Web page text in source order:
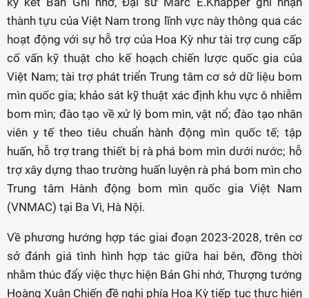
thành tựu của Việt Nam trong lĩnh vực này thông qua các
hoạt động với sự hỗ trợ của Hoa Kỳ như tài trợ cung cấp
cố vấn kỹ thuật cho kế hoạch chiến lược quốc gia của
Việt Nam; tài trợ phát triển Trung tâm cơ sở dữ liệu bom
mìn quốc gia; khảo sát kỹ thuật xác định khu vực ô nhiễm
bom mìn; đào tạo về xử lý bom mìn, vật nổ; đào tạo nhân
viên y tế theo tiêu chuẩn hành động mìn quốc tế; tập
huấn, hỗ trợ trang thiết bị rà phá bom mìn dưới nước; hỗ
trợ xây dựng thao trường huấn luyện rà phá bom mìn cho
Trung tâm Hành động bom mìn quốc gia Việt Nam
(VNMAC) tại Ba Vì, Hà Nội.
Về phương hướng hợp tác giai đoạn 2023-2028, trên cơ
sở đánh giá tình hình hợp tác giữa hai bên, đồng thời
nhằm thúc đẩy việc thực hiện Bản Ghi nhớ, Thượng tướng
Hoàng Xuân Chiến đề nghị phía Hoa Kỳ tiếp tục thực hiện